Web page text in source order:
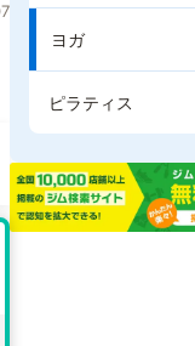
ヨガ
ピラティス